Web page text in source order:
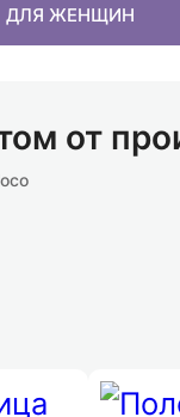
ДЛЯ ЖЕНЩИН
от